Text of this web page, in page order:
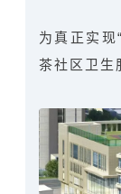
为真正实现
茶社区卫生